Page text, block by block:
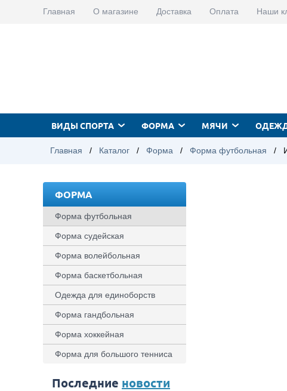
Главная О магазине Доставка Оплата Наши
ВИДЫ СПОРТА ФОРМА МЯЧИ
Главная / Каталог / Форма / Форма футбольная /
ФОРМА
Форма футбольная
Форма судейская
Форма волейбольная
Форма баскетбольная
Одежда для единоборств
Форма гандбольная
Форма хоккейная
Форма для большого тенниса
Последние новости